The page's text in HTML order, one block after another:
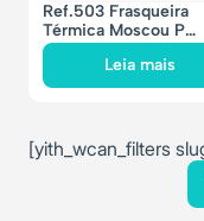
Ref.503 Frasqueira
Térmica Moscou P
21x21x15cm – 7 litros
Leia mais
[yith_wcan_filters